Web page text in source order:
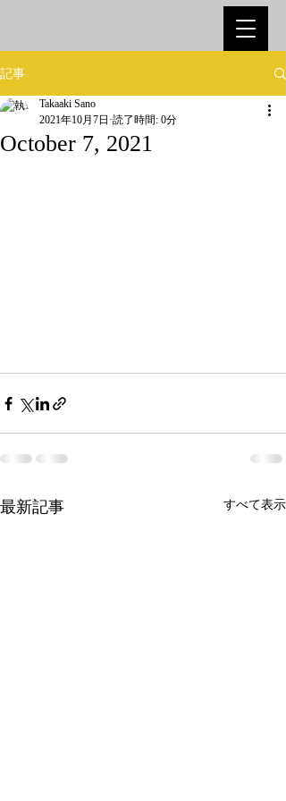
記事
October 7, 2021
Takaaki Sano
2021年10月7日 読了時間: 0分
最新記事 すべて表示